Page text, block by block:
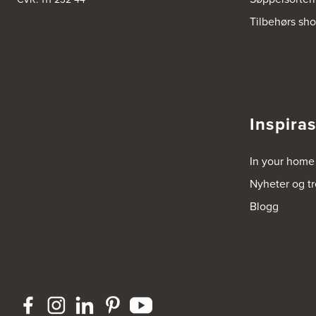
Tilbehørs
In your home
Nyheter og
Blogg